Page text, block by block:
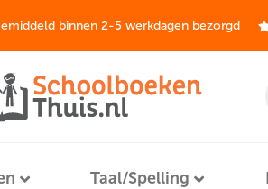
binnen 2-5 werkdagen bezorgd
Taal/Spelling